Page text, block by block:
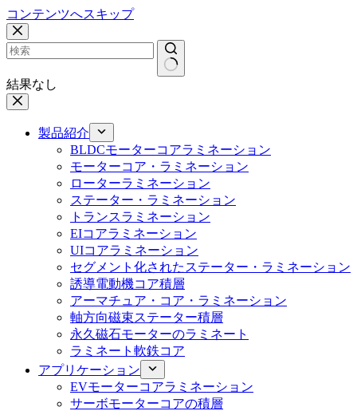
コンテンツへスキップ
結果なし
製品紹介
BLDCモーターコアラミネーション
モーターコア・ラミネーション
ローターラミネーション
ステーター・ラミネーション
トランスラミネーション
EIコアラミネーション
UIコアラミネーション
セグメント化されたステーター・ラミネーション
誘導電動機コア積層
アーマチュア・コア・ラミネーション
軸方向磁束ステーター積層
永久磁石モーターのラミネート
ラミネート軟鉄コア
アプリケーション
EVモーターコアラミネーション
サーボモーターコアの積層